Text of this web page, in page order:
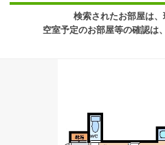
検索されたお部屋は
空室予定のお部屋等の確認は